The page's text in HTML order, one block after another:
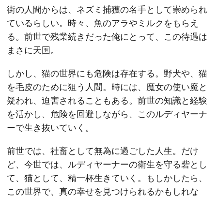
街の人間からは、ネズミ捕獲の名手として崇められ
ているらしい。時々、魚のアラやミルクをもらえ
る。前世で残業続きだった俺にとって、この待遇は
まさに天国。
しかし、猫の世界にも危険は存在する。野犬や、猫
を毛皮のために狙う人間。時には、魔女の使い魔と
疑われ、迫害されることもある。前世の知識と経験
を活かし、危険を回避しながら、このルディヤーナ
ーで生き抜いていく。
前世では、社畜として無為に過ごした人生。だけ
ど、今世では、ルディヤーナーの衛生を守る砦とし
て、猫として、精一杯生きていく。もしかしたら、
この世界で、真の幸せを見つけられるかもしれな